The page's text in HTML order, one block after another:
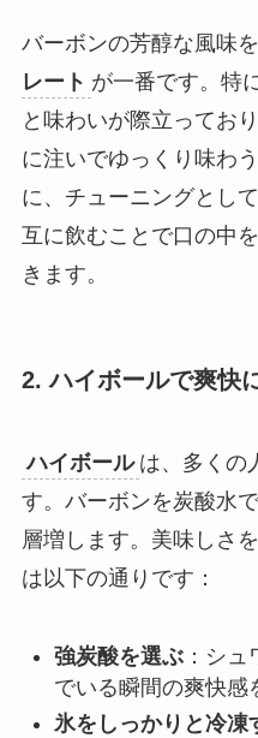
バーボンの芳醇な風味
レート が一番です。特
と味わいが際立ってお
に注いでゆっくり味わ
に、チューニングとし
互に飲むことで口の中
きます。
2. ハイボールで爽快
ハイボール は、多くの
す。バーボンを炭酸水
層増します。美味しさ
は以下の通りです：
強炭酸を選ぶ：シュ
でいる瞬間の爽快感
氷をしっかりと冷凍